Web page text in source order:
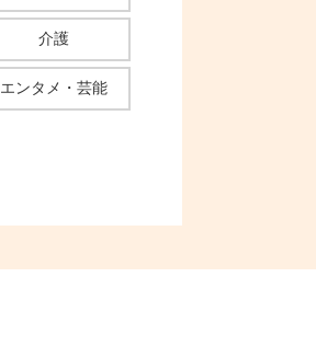
介護
エンタメ・芸能